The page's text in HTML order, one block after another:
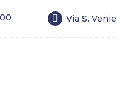
Via S.